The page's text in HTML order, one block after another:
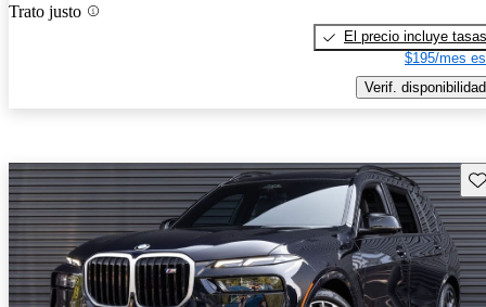
Trato justo
El precio incluye tasas
$195/mes
Verif. disponibilidad